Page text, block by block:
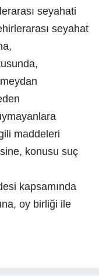
seyahati
seyahat
maddeleri
konusu suç
kapsamında
oy birliği ile